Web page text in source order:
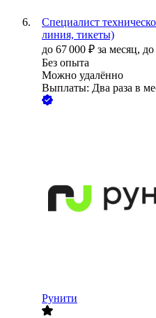
Специалист
линия, тикеты)
до 67 000 ₽ за месяц,
Без опыта
Можно удалённо
Выплаты: Два раза в
Рунити